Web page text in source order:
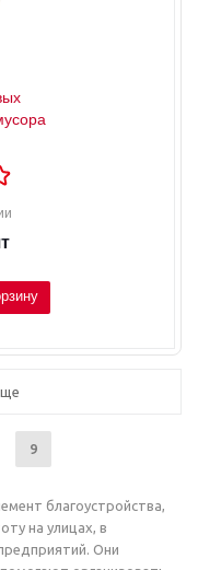
9
благоустройства,
на улицах, в
Они